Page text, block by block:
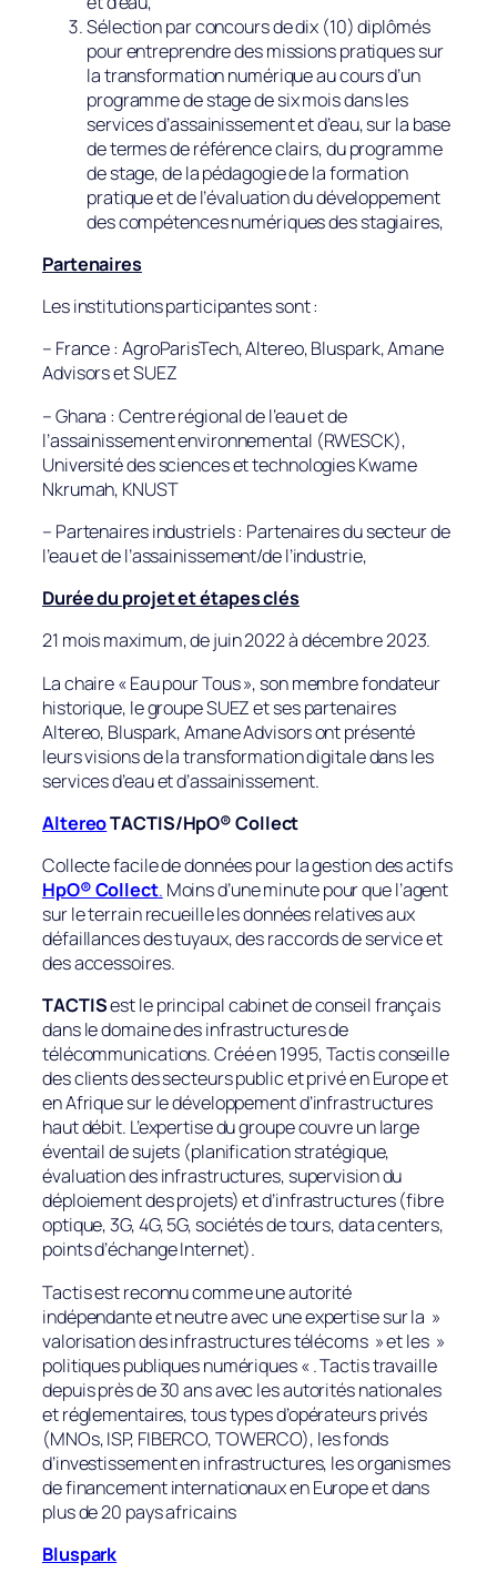
Sélection par concours de dix (10) diplômés
pour entreprendre des missions pratiques sur
la transformation numérique au cours d’un
programme de stage de six mois dans les
services d’assainissement et d’eau, sur la base
de termes de référence clairs, du programme
de stage, de la pédagogie de la formation
pratique et de l’évaluation du développement
des compétences numériques des stagiaires,
Partenaires
Les institutions participantes sont :
– France : AgroParisTech, Altereo, Bluspark, Amane
Advisors et SUEZ
– Ghana : Centre régional de l’eau et de
l’assainissement environnemental (RWESCK),
Université des sciences et technologies Kwame
Nkrumah, KNUST
– Partenaires industriels : Partenaires du secteur de
l’eau et de l’assainissement/de l’industrie,
Durée du projet et étapes clés
21 mois maximum, de juin 2022 à décembre 2023.
La chaire « Eau pour Tous », son membre fondateur
historique, le groupe SUEZ et ses partenaires
Altereo, Bluspark, Amane Advisors ont présenté
leurs visions de la transformation digitale dans les
services d’eau et d’assainissement.
AltereoTACTIS/HpO® Collect
Collecte facile de données pour la gestion des actifs
HpO® Collect. Moins d’une minute pour que l’agent
sur le terrain recueille les données relatives aux
défaillances des tuyaux, des raccords de service et
des accessoires.
TACTISest le principal cabinet de conseil français
dans le domaine des infrastructures de
télécommunications. Créé en 1995, Tactis conseille
des clients des secteurs public et privé en Europe et
en Afrique sur le développement d’infrastructures
haut débit. L’expertise du groupe couvre un large
éventail de sujets (planification stratégique,
évaluation des infrastructures, supervision du
déploiement des projets) et d’infrastructures (fibre
optique, 3G, 4G, 5G, sociétés de tours, data centers,
points d’échange Internet).
Tactis est reconnu comme une autorité
indépendante et neutre avec une expertise sur la »
valorisation des infrastructures télécoms » et les »
politiques publiques numériques « . Tactis travaille
depuis près de 30 ans avec les autorités nationales
et réglementaires, tous types d’opérateurs privés
(MNOs, ISP, FIBERCO, TOWERCO), les fonds
d’investissement en infrastructures, les organismes
de financement internationaux en Europe et dans
plus de 20 pays africains
Bluspark